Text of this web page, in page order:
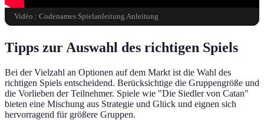
Vidéo : Codenames Spielanleitung Anleitung
Tipps zur Auswahl des richtigen Spiels
Bei der Vielzahl an Optionen auf dem Markt ist die Wahl des
richtigen Spiels entscheidend. Berücksichtige die Gruppengröße und
die Vorlieben der Teilnehmer. Spiele wie "Die Siedler von Catan"
bieten eine Mischung aus Strategie und Glück und eignen sich
hervorragend für größere Gruppen.